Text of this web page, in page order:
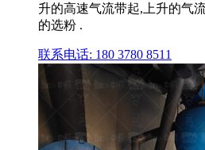
升的高速气流带起,上升的气
的选粉 .
联系电话: 180 3780 8511